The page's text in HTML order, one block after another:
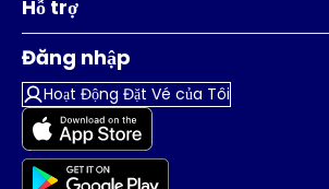
Hỗ trợ
Đăng nhập
Hoạt Động Đặt Vé của Tôi